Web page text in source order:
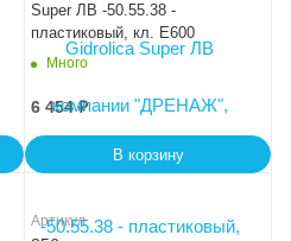
Super ЛВ -50.55.38 -
пластиковый, кл. Е600
Много
6 454₽
В корзину
Артикул